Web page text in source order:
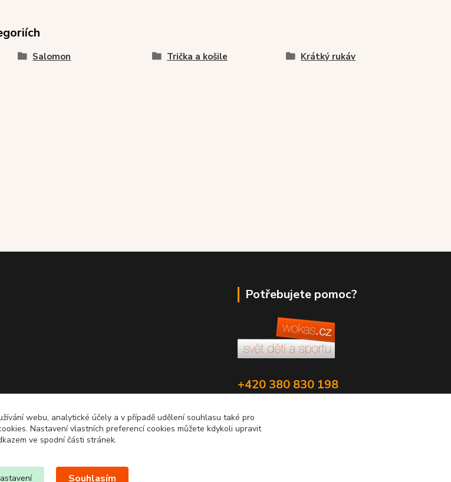
Salomon Trička a košile Krátký rukáv
Potřebujete pomoc?
+420 380 830 198
webu, analytické účely a v případě udělení souhlasu také pro
Nastavení vlastních preferencí cookies můžete kdykoli upravit
ve spodní části stránek.
Souhlasím